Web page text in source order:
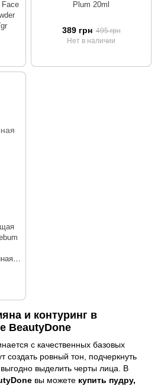
Face
Plum 20ml
389 грн 495 грн
Нет в наличии
и контуринг в
BeautyDone
с качественных базовых
создать ровный тон, подчеркнуть
выделить черты лица. В
вы можете купить пудру,